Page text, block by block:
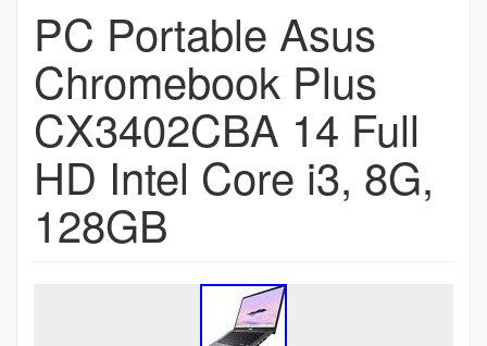
PC Portable Asus
Chromebook Plus
CX3402CBA 14 Full
HD Intel Core i3, 8G,
128GB